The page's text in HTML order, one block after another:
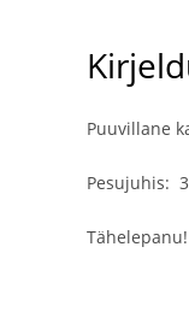
Puuvillane
Pesujuhis: